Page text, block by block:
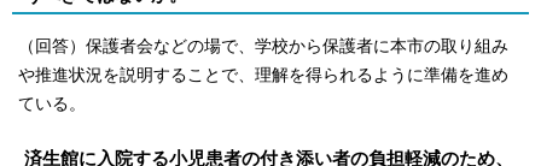
（回答）保護者会などの場で、学校から保護者に本市の取り組み
や推進状況を説明することで、理解を得られるように準備を進め
ている。
済生館に入院する小児患者の付き添い者の負担軽減のため、